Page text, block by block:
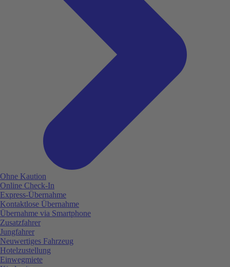
Ohne Kaution
Online Check-In
Express-Übernahme
Kontaktlose Übernahme
Übernahme via Smartphone
Zusatzfahrer
Jungfahrer
Neuwertiges Fahrzeug
Hotelzustellung
Einwegmiete